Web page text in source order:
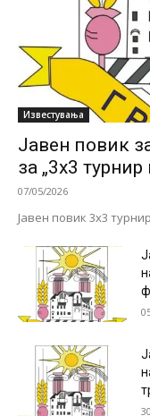
Известувања
Јавен повик
за „3х3
07/05/2026
Јавен повик 3х3